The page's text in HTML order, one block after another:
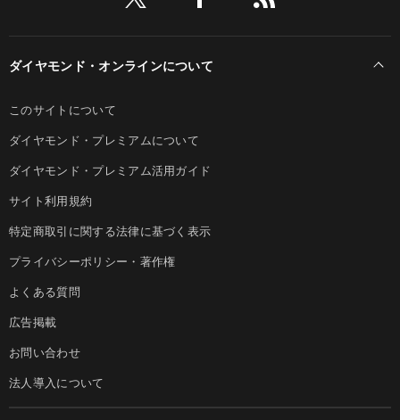
ダイヤモンド・オンラインについて
このサイトについて
ダイヤモンド・プレミアムについて
ダイヤモンド・プレミアム活用ガイド
サイト利用規約
特定商取引に関する法律に基づく表示
プライバシーポリシー・著作権
よくある質問
広告掲載
お問い合わせ
法人導入について